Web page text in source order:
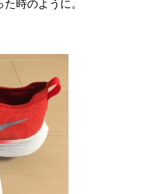
時のように。